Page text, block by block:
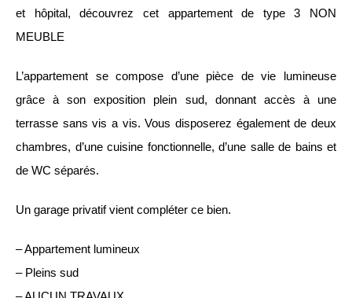
et hôpital, découvrez cet appartement de type 3 NON
MEUBLE
L’appartement se compose d’une pièce de vie lumineuse
grâce à son exposition plein sud, donnant accès à une
terrasse sans vis a vis. Vous disposerez également de deux
chambres, d’une cuisine fonctionnelle, d’une salle de bains et
de WC séparés.
Un garage privatif vient compléter ce bien.
– Appartement lumineux
– Pleins sud